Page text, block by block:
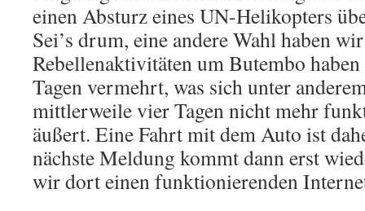
einen Absturz eines UN-Helikopters
Sei’s drum, eine andere Wahl haben
Rebellenaktivitäten um Butembo
Tagen vermehrt, was sich unter
mittlerweile vier Tagen nicht mehr
äußert. Eine Fahrt mit dem Auto ist
nächste Meldung kommt dann erst
wir dort einen funktionierenden